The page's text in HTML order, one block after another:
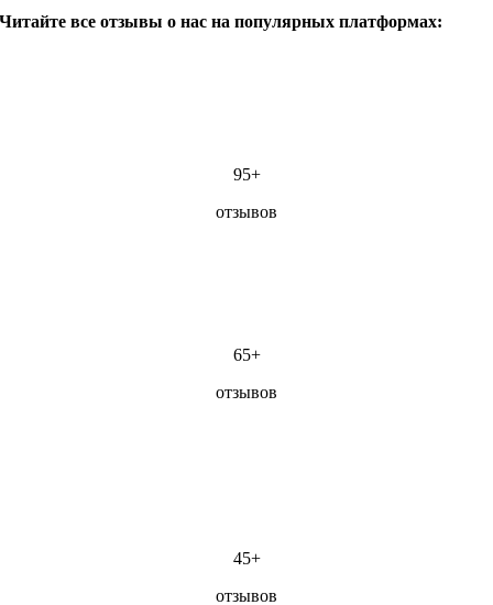
Читайте все отзывы о нас на популярных платформах:
95+
отзывов
65+
отзывов
45+
отзывов